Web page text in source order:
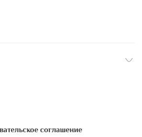
соглашение